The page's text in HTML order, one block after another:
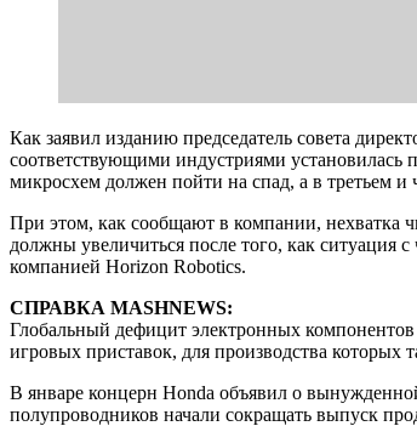
Как заявил изданию председатель совета
соответствующими индустриями установилась
микросхем должен пойти на спад, а в третьем
При этом, как сообщают в компании, нехватка
должны увеличиться после того, как ситуация
компанией Horizon Robotics.
СПРАВКА MASHNEWS:
Глобальный дефицит электронных
игровых приставок, для производства которых
В январе концерн Honda объявил о
полупроводников начали сокращать выпуск